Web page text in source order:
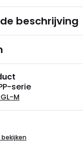
beschrijving
serie
M